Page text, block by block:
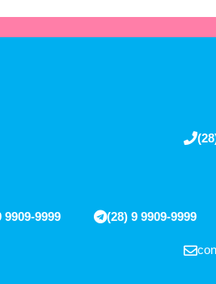
9909-9999 (28) 9 9909-9999